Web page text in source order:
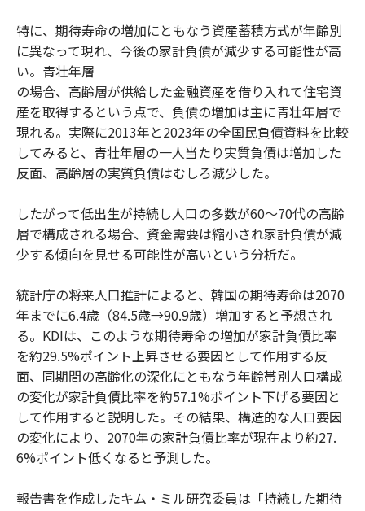
特に、期待寿命の増加にともなう資産蓄積方式が年齢別
に異なって現れ、今後の家計負債が減少する可能性が高
い。青壮年層
の場合、高齢層が供給した金融資産を借り入れて住宅資
産を取得するという点で、負債の増加は主に青壮年層で
現れる。実際に2013年と2023年の全国民負債資料を比較
してみると、青壮年層の一人当たり実質負債は増加した
反面、高齢層の実質負債はむしろ減少した。
したがって低出生が持続し人口の多数が60～70代の高齢
層で構成される場合、資金需要は縮小され家計負債が減
少する傾向を見せる可能性が高いという分析だ。
統計庁の将来人口推計によると、韓国の期待寿命は2070
年までに6.4歳（84.5歳→90.9歳）増加すると予想され
る。KDIは、このような期待寿命の増加が家計負債比率
を約29.5%ポイント上昇させる要因として作用する反
面、同期間の高齢化の深化にともなう年齢帯別人口構成
の変化が家計負債比率を約57.1%ポイント下げる要因と
して作用すると説明した。その結果、構造的な人口要因
の変化により、2070年の家計負債比率が現在より約27.
6%ポイント低くなると予測した。
報告書を作成したキム・ミル研究委員は「持続した期待